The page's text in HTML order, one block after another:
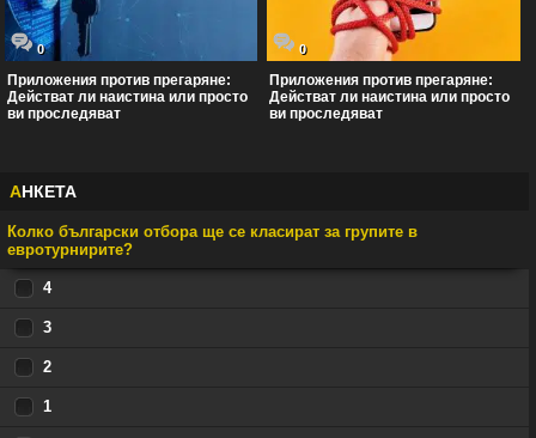
0
Приложения против прегаряне:
Действат ли наистина или просто
ви проследяват
0
Приложения против прегаряне:
Действат ли наистина или просто
ви проследяват
АНКЕТА
Колко български отбора ще се класират за групите в
евротурнирите?
4
3
2
1